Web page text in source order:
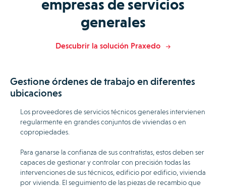
empresas de servicios
generales
Descubrir la solución Praxedo
Gestione órdenes de trabajo en diferentes
ubicaciones
Los proveedores de servicios técnicos generales intervienen
regularmente en grandes conjuntos de viviendas o en
copropiedades.
Para ganarse la confianza de sus contratistas, estos deben ser
capaces de gestionar y controlar con precisión todas las
intervenciones de sus técnicos, edificio por edificio, vivienda
por vivienda. El seguimiento de las piezas de recambio que